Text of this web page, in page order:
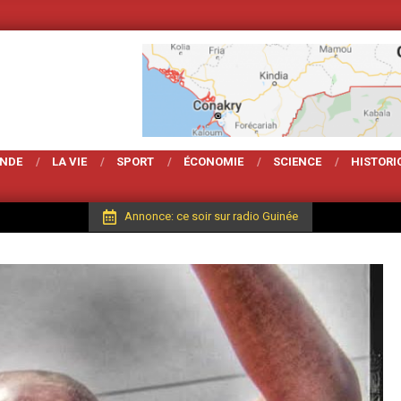
Votre Magarzine
LA VIE SPORT ÉCONOMIE SCIENCE
Annonce: ce soir sur radio Guinée